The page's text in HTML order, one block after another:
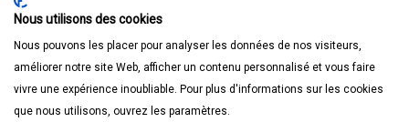
Nous utilisons des cookies
Nous pouvons les placer pour analyser les données de nos visiteurs,
améliorer notre site Web, afficher un contenu personnalisé et vous faire
vivre une expérience inoubliable. Pour plus d'informations sur les cookies
que nous utilisons, ouvrez les paramètres.